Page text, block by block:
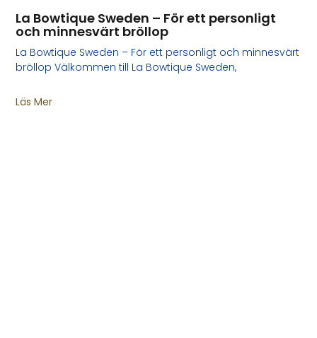
La Bowtique Sweden – För ett personligt
och minnesvärt bröllop
La Bowtique Sweden – För ett personligt och minnesvärt
bröllop Välkommen till La Bowtique Sweden,
Läs Mer